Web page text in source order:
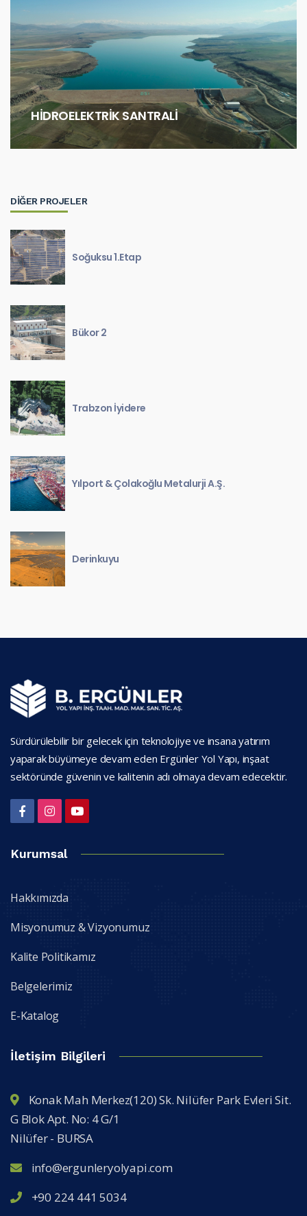
HİDROELEKTRİK SANTRALİ
DİĞER PROJELER
Soğuksu 1.Etap
Bükor 2
Trabzon İyidere
Yılport & Çolakoğlu Metalurji A.Ş.
Derinkuyu
Sürdürülebilir bir gelecek için teknolojiye ve insana yatırım
yaparak büyümeye devam eden Ergünler Yol Yapı, inşaat
sektöründe güvenin ve kalitenin adı olmaya devam edecektir.
Kurumsal
Hakkımızda
Misyonumuz & Vizyonumuz
Kalite Politikamız
Belgelerimiz
E-Katalog
İletişim Bilgileri
Konak Mah Merkez(120) Sk. Nilüfer Park Evleri Sit.
G Blok Apt. No: 4 G/1
Nilüfer - BURSA
info@ergunleryolyapi.com
+90 224 441 5034